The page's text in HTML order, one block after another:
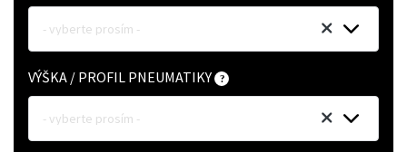
- vyberte prosím -
VÝŠKA / PROFIL PNEUMATIKY
- vyberte prosím -